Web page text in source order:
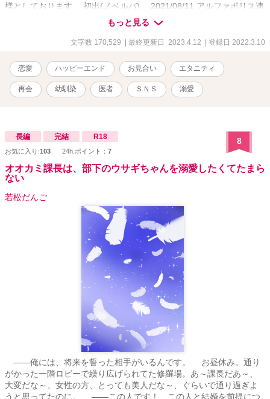
様としております。 初出(ノベルバ) 2021/08/11 アルファポリス連
載開始日 2022/03/10 ムーンライトノベルズさんにも同時転載始め
ました。 完結日 2022/05/23 ＊この作品は2023/04アルファポリス
エタニティブックスさまより書籍化されるため、他サイトの投稿は
もっと見る
文字数 170,529 | 最終更新日 2023.4.12 | 登録日 2022.3.10
恋愛 ハッピーエンド お見合い エタニティ
再会 幼馴染 医者 ＳＮＳ 溺愛
長編 完結 R18
お気に入り:103 24h.ポイント： 7
8
オオカミ課長は、部下のウサギちゃんを溺愛したくてたまら
ない
若松だんご
――俺には、将来を誓った相手がいるんです。 お昼休み。通り
がかった一階ロビーで繰り広げられてた修羅場。あ～課長だあ～、
大変だな～、女性の方、とっても美人だな～、ぐらいで通り過ぎよ
うと思ってたのに。 ――この人です！ この人と結婚を前提につ